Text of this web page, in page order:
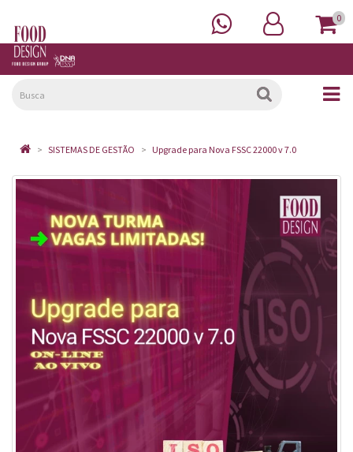
0
SISTEMAS DE GESTÃO Upgrade para Nova FSSC 22000 v 7.0